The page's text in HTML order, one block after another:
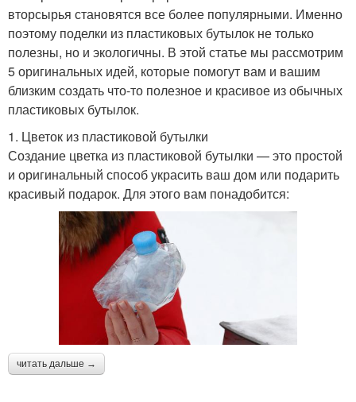
вторсырья становятся все более популярными. Именно
поэтому поделки из пластиковых бутылок не только
полезны, но и экологичны. В этой статье мы рассмотрим
5 оригинальных идей, которые помогут вам и вашим
близким создать что-то полезное и красивое из обычных
пластиковых бутылок.
1. Цветок из пластиковой бутылки
Создание цветка из пластиковой бутылки — это простой
и оригинальный способ украсить ваш дом или подарить
красивый подарок. Для этого вам понадобится:
читать дальше →